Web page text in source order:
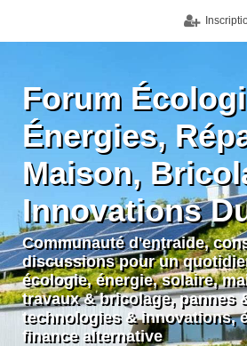
Forum
Énergies,
Maison,
Innovations
Communauté d'entraide,
discussions pour un
écologie, énergie, solaire,
travaux & bricolage, pannes
technologies & innovations,
finance alternative